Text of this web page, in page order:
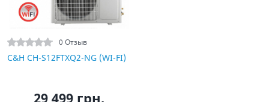
0 Отзыв
C&H CH-S12FTXQ2-NG (WI-FI)
29 499 грн.